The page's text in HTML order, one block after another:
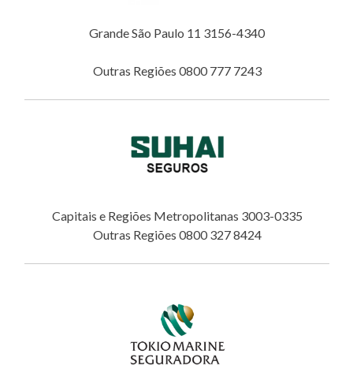
Grande São Paulo 11 3156-4340
Outras Regiões 0800 777 7243
Capitais e Regiões Metropolitanas 3003-0335
Outras Regiões 0800 327 8424